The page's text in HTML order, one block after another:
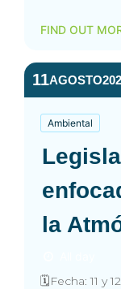
FIND OUT
11AGOSTO
Ambiental
la
🗓️Fecha: 11 y